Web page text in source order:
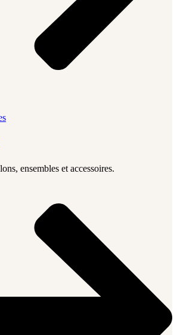
ensembles et accessoires.